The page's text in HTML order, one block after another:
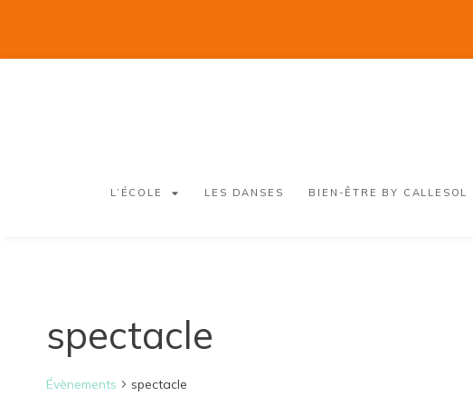
L’ÉCOLE LES DANSES BIEN-ÊTRE BY CALLESOL
spectacle
Évènements spectacle